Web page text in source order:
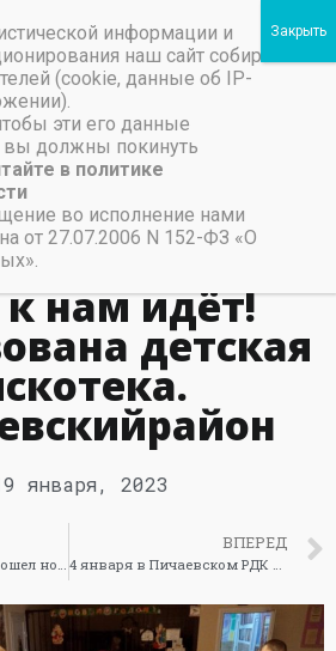
культуры
Пичаевском
прошла
«А
год! Ёлка в
к нам идёт!
детская
января, 2023
ВПЕРЕД
информации и
наш сайт собирает
(cookie, данные об IP-
эти его данные
вы должны покинуть
в политике
во исполнение нами
от 27.07.2006 N 152-ФЗ «О